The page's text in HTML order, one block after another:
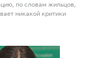
по словам жильцов,
никакой критики